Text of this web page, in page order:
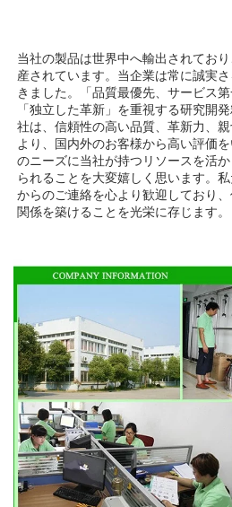
当社の製品は世界中へ輸出されてお
産されています。当企業は常に誠実
きました。「品質最優先、サービス
「独立した革新」を重視する研究開
社は、信頼性の高い品質、革新力、
より、国内外のお客様から高い評価
のニーズに当社が持つリソースを活
られることを大変嬉しく思います。
からのご連絡を心より歓迎しており
関係を築けることを光栄に存じます。